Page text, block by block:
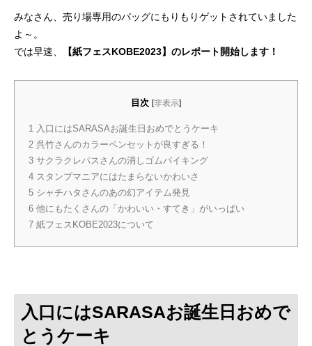
みなさん、売り場専用のバッグにもりもりゲットされていました
よ～。
では早速、
【紙フェスKOBE2023】のレポート開始します！
目次 [非表示]
1 入口にはSARASAお誕生日おめでとうケーキ
2 呉竹さんのカラーペンセットが良すぎる！
3 サクラクレパスさんの消しゴムバイキング
4 スタンプマニアにはたまらないかわいさ
5 シャチハタさんのあの幻アイテム発見
6 他にもたくさんの「かわいい・すてき」がいっぱい
7 紙フェスKOBE2023について
入口にはSARASAお誕生日おめで
とうケーキ